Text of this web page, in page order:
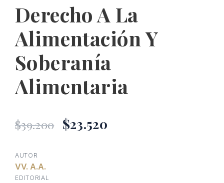
Derecho A La
Alimentación Y
Soberanía
Alimentaria
$39.200 El
$23.520
AUTOR
VV. A.A.
EDITORIAL